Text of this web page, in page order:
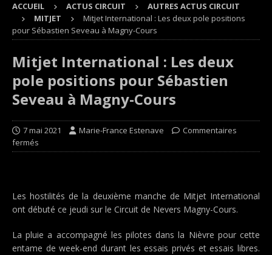
ACCUEIL ACTUS CIRCUIT
AUTRES ACTUS CIRCUIT
MITJET
Mitjet International : Les deux pole positions
pour Sébastien Seveau à Magny-Cours
Mitjet International : Les deux
pole positions pour Sébastien
Seveau à Magny-Cours
7 mai 2021 Marie-France Estenave
Commentaires
fermés
Les hostilités de la deuxième manche de Mitjet International
ont débuté ce jeudi sur le Circuit de Nevers Magny-Cours.
La pluie a accompagné les pilotes dans la Nièvre pour cette
entame de week-end durant les essais privés et essais libres.